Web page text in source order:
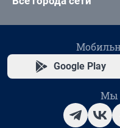
Google Play
Мы